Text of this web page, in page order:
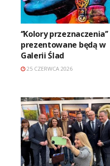
‘’Kolory przeznaczenia’’
prezentowane będą w
Galerii Ślad
25 CZERWCA 2026